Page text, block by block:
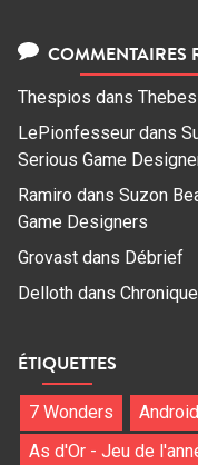
COMMENTAIRES
Thespios dans
LePionfesseur dans
Serious Game
Ramiro dans Suzon
Game Designers
Grovast dans Débrief
Delloth dans
ÉTIQUETTES
7 Wonders Android
As d'Or - Jeu de